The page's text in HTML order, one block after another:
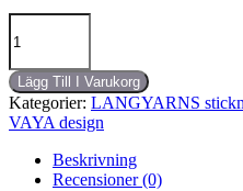
TAYLOR
TOP
mängd
Lägg Till I Varukorg
Kategorier: LANGYARNS
VAYA design
Beskrivning
Recensioner (0)